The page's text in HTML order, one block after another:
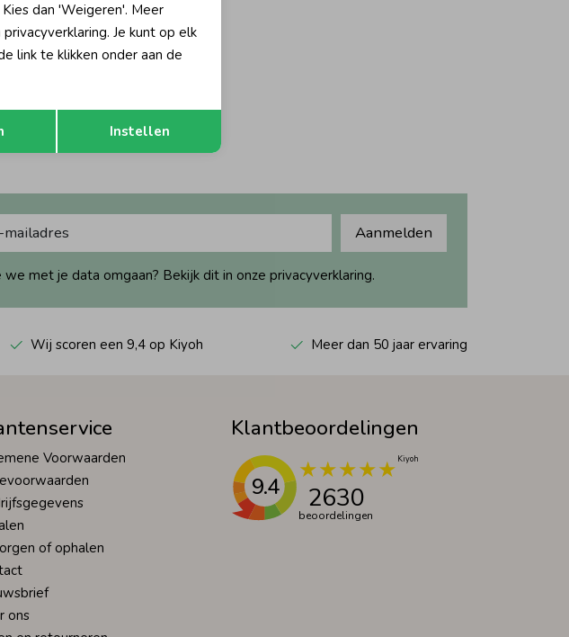
-50% korting
Aanmelden
we met je data omgaan? Bekijk dit in onze privacyverklaring.
Wij scoren een 9,4 op Kiyoh Meer dan 50 jaar ervaring
Voorwaarden
of ophalen
ons
Klantbeoordelingen
9.4 2630
beoordelingen
Opslaan
dan 'Weigeren'. Meer
Je kunt op elk
link te klikken onder aan de
Instellen